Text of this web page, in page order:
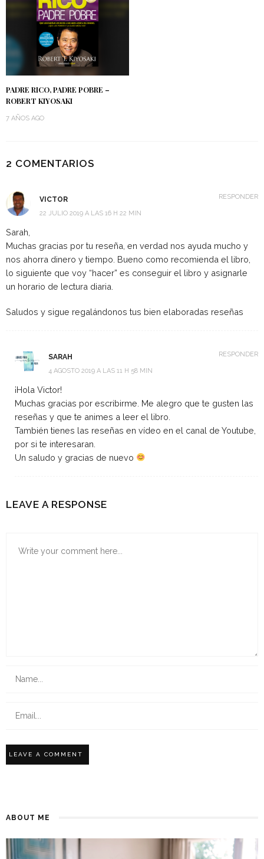
PADRE RICO, PADRE POBRE –
ROBERT KIYOSAKI
7 AÑOS AGO
2 COMENTARIOS
VICTOR
22 JULIO 2019 A LAS 16 H 22 MIN
Sarah,
Muchas gracias por tu reseña, en verdad nos ayuda mucho y
nos ahorra dinero y tiempo. Bueno como recomienda el libro,
lo siguiente que voy “hacer” es conseguir el libro y asignarle
un horario de lectura diaria.
Saludos y sigue regalándonos tus bien elaboradas reseñas
RESPONDER
SARAH
4 AGOSTO 2019 A LAS 11 H 58 MIN
¡Hola Victor!
Muchas gracias por escribirme. Me alegro que te gusten las
reseñas y que te animes a leer el libro.
También tienes las reseñas en vídeo en el canal de Youtube,
por si te interesaran.
Un saludo y gracias de nuevo
RESPONDER
LEAVE A RESPONSE
ABOUT ME